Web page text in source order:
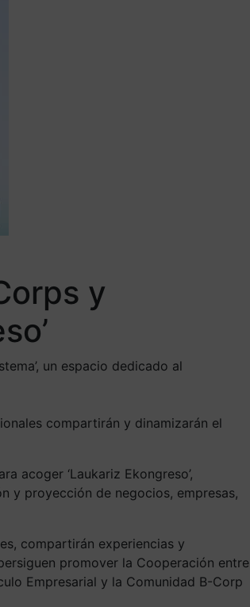
y
un espacio dedicado al
compartirán y dinamizarán el
acoger ‘Laukariz Ekongreso’,
y proyección de negocios, empresas,
compartirán experiencias y
promover la Cooperación entre
Empresarial y la Comunidad B-Corp